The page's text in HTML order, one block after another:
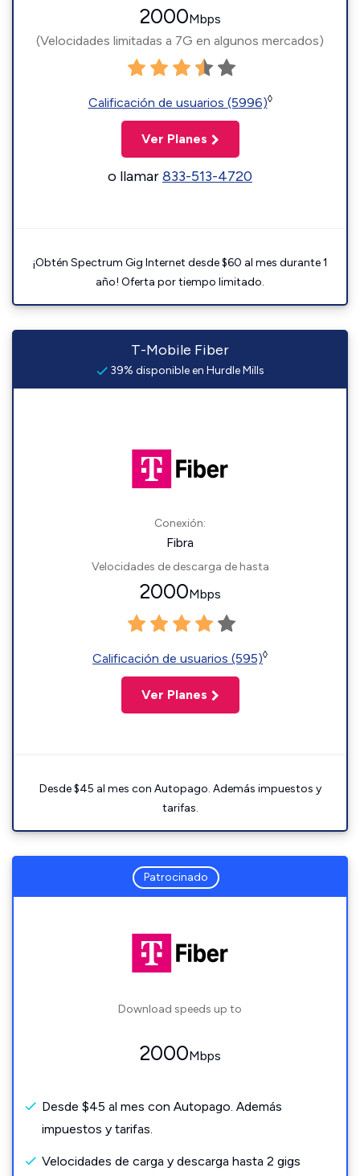
2000Mbps
(Velocidades limitadas a 7G en algunos mercados)
Calificación de usuarios (5996)◊
Ver Planes
o llamar833-513-4720
¡Obtén Spectrum Gig Internet desde $60 al mes durante 1
año! Oferta por tiempo limitado.
T-Mobile Fiber
39% disponible en Hurdle Mills
Conexión:
Fibra
Velocidades de descarga de hasta
2000Mbps
Calificación de usuarios (595)◊
Ver Planes
Desde $45 al mes con Autopago. Además impuestos y
tarifas.
Patrocinado
Download speeds up to
2000Mbps
Desde $45 al mes con Autopago. Además
impuestos y tarifas.
Velocidades de carga y descarga hasta 2 gigs